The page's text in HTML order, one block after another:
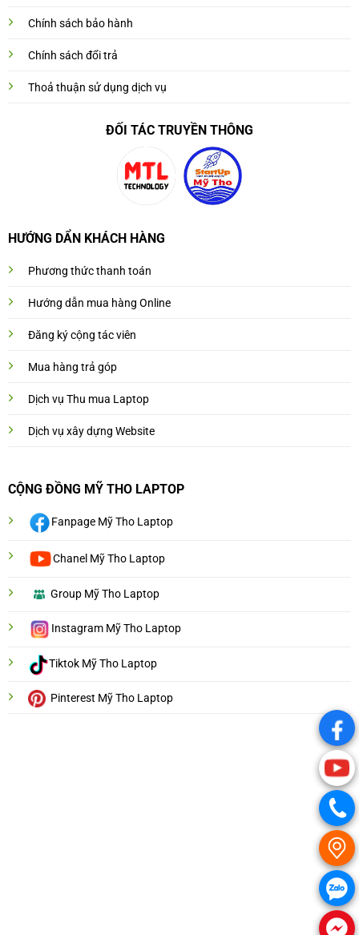
Chính sách bảo hành
Chính sách đổi trả
Thoả thuận sử dụng dịch vụ
ĐỐI TÁC TRUYỀN THÔNG
HƯỚNG DẨN KHÁCH HÀNG
Phương thức thanh toán
Hướng dẫn mua hàng Online
Đăng ký cộng tác viên
Mua hàng trả góp
Dịch vụ Thu mua Laptop
Dịch vụ xây dựng Website
CỘNG ĐỒNG MỸ THO LAPTOP
Fanpage Mỹ Tho Laptop
Chanel Mỹ Tho Laptop
Group Mỹ Tho Laptop
Instagram Mỹ Tho Laptop
Tiktok Mỹ Tho Laptop
Pinterest Mỹ Tho Laptop
.
.
.
.
.
.